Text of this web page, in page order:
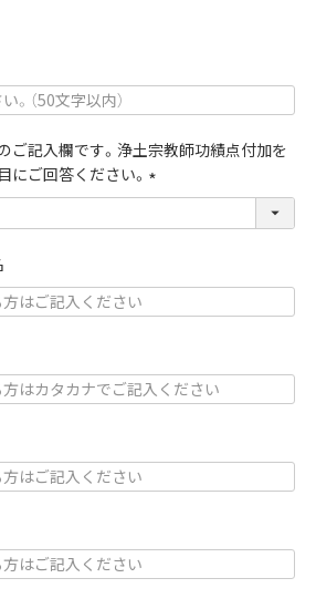
ご記入欄です。浄土宗教師功績点付加を
にご回答ください。
(
必